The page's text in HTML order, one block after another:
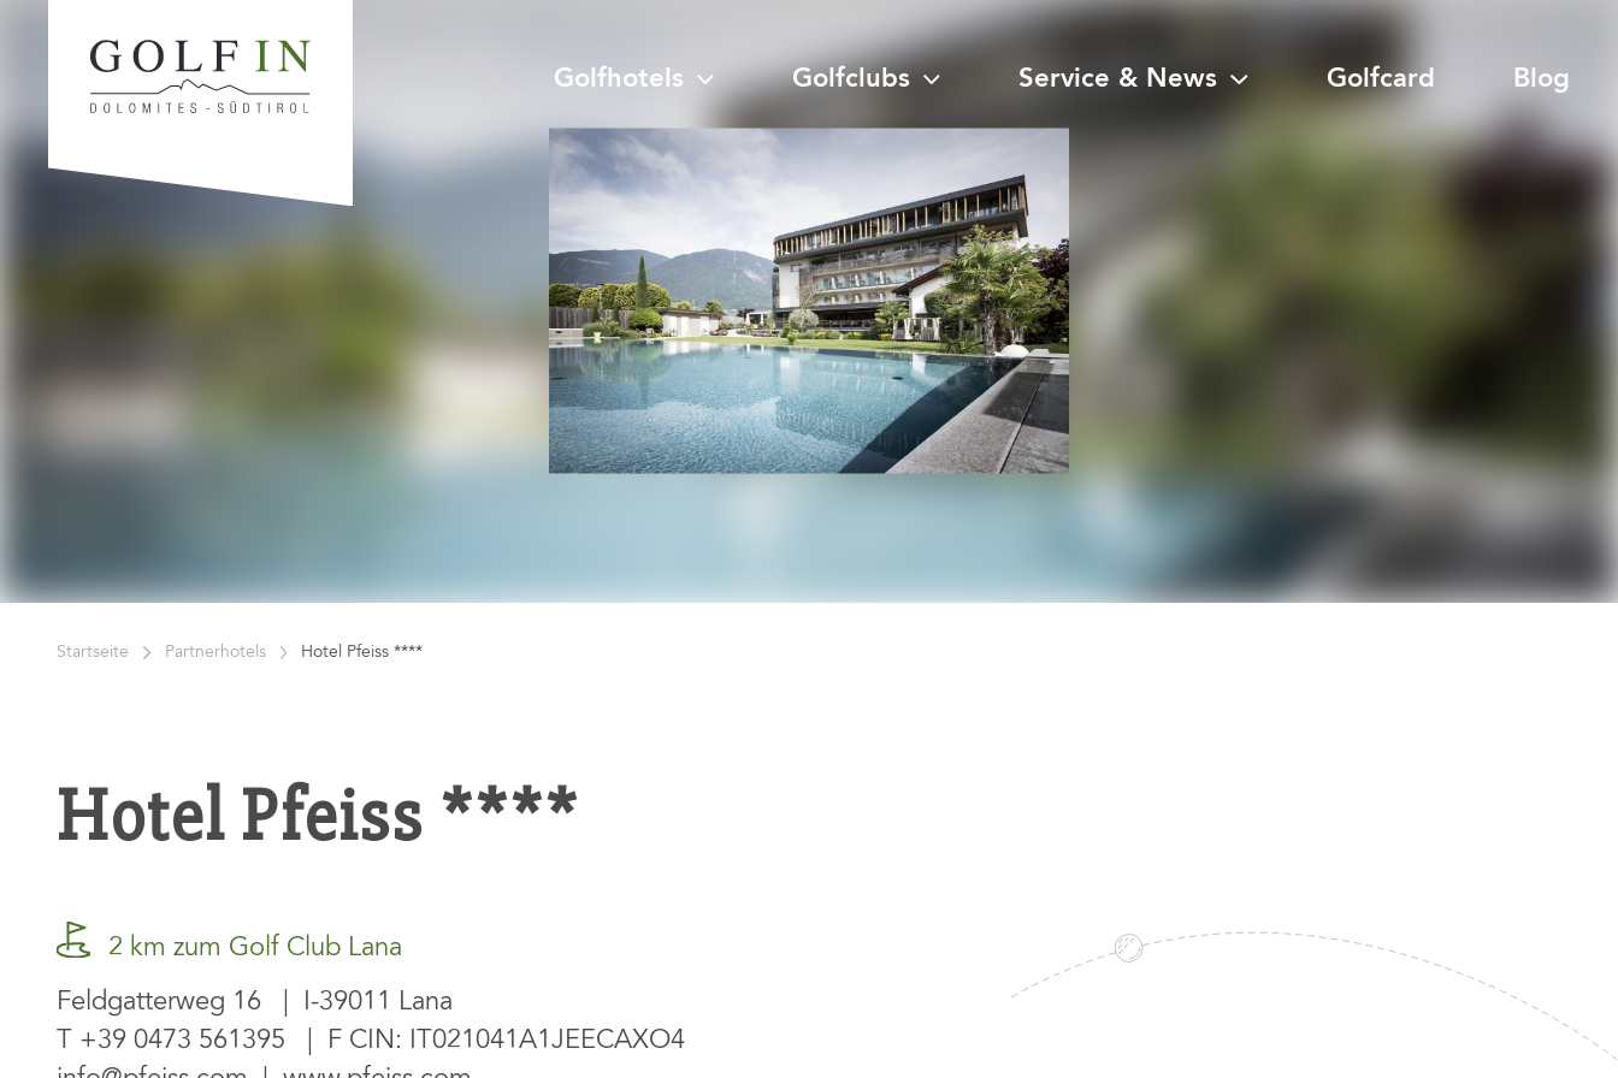
Golfhotels Golfclubs Service & News Golfcard Blog
Startseite Partnerhotels Hotel Pfeiss ****
Hotel Pfeiss ****
2 km zum Golf Club Lana
Feldgatterweg 16 | I-39011 Lana
T +39 0473 561395 | F CIN: IT021041A1JEECAXO4